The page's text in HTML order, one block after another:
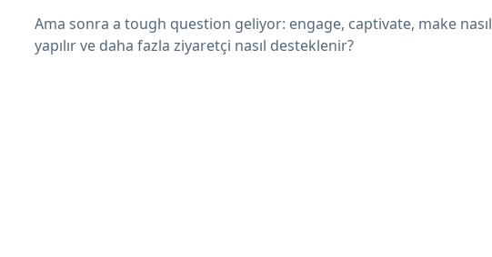
Ama sonra a tough question geliyor: engage, captivate, make nasıl
yapılır ve daha fazla ziyaretçi nasıl desteklenir?